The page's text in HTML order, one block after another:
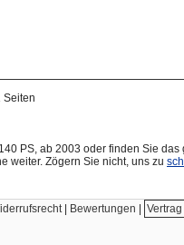
Seiten
PS, ab 2003 oder finden Sie
weiter. Zögern Sie nicht, uns zu
| Bewertungen |